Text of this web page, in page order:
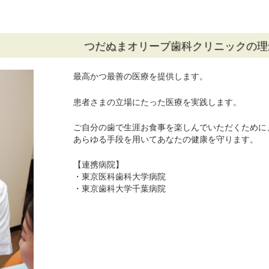
つだぬまオリーブ歯科クリニックの
最高かつ最善の医療を提供します。
患者さまの立場にたった医療を実践します。
ご自分の歯で生涯お食事を楽しんでいただくため
あらゆる手段を用いてあなたの健康を守ります。
【連携病院】
・東京医科歯科大学病院
・東京歯科大学千葉病院